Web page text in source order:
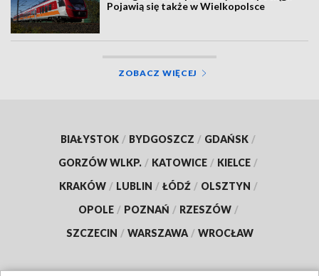
Pojawią się także w Wielkopolsce
ZOBACZ WIĘCEJ
BIAŁYSTOK / BYDGOSZCZ / GDAŃSK /
GORZÓW WLKP. / KATOWICE / KIELCE /
KRAKÓW / LUBLIN / ŁÓDŹ / OLSZTYN /
OPOLE / POZNAŃ / RZESZÓW /
SZCZECIN / WARSZAWA / WROCŁAW